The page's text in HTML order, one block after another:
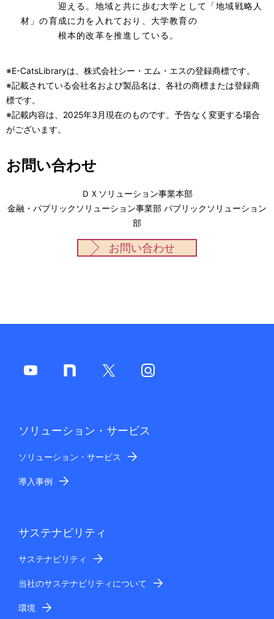
迎える。地域と共に歩む大学として「地域戦略人
材」の育成に力を入れており、大学教育の
根本的改革を推進している。
※E-CatsLibraryは、株式会社シー・エム・エスの登録商標です。
※記載されている会社名および製品名は、各社の商標または登録商
標です。
※記載内容は、2025年3月現在のものです。予告なく変更する場合
がございます。
お問い合わせ
ＤＸソリューション事業本部
金融・パブリックソリューション事業部 パブリックソリューション
部
お問い合わせ
ソリューション・サービス
ソリューション・サービス
導入事例
サステナビリティ
サステナビリティ
当社のサステナビリティについて
環境